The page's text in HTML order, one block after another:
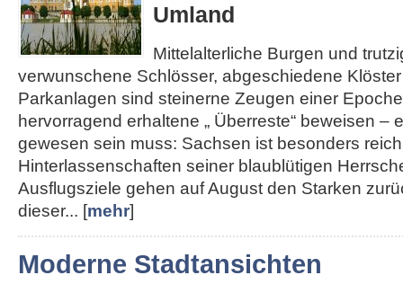
Umland
Mittelalterliche Burgen und
verwunschene Schlösser, abgeschiedene
Parkanlagen sind steinerne Zeugen einer
hervorragend erhaltene „ Überreste“ beweisen –
gewesen sein muss: Sachsen ist besonders
Hinterlassenschaften seiner blaublütigen
Ausflugsziele gehen auf August den Starken
dieser... [mehr]
Moderne Stadtansichten